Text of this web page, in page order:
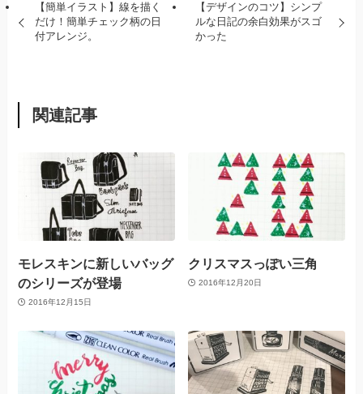
【簡単イラスト】線を描く
だけ！簡単チェック柄の日
付アレンジ。
【デザインのコツ】シンプ
ルな日記の余白効果がスゴ
かった
関連記事
モレスキンに新しいバッグ
のシリーズが登場
2016年12月15日
クリスマスっぽい三角
2016年12月20日